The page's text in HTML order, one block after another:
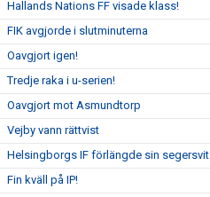
Hallands Nations FF visade klass!
FIK avgjorde i slutminuterna
Oavgjort igen!
Tredje raka i u-serien!
Oavgjort mot Asmundtorp
Vejby vann rättvist
Helsingborgs IF förlängde sin segersvit
Fin kväll på IP!